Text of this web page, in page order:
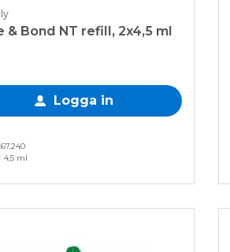
& Bond NT refill, 2x4,5 ml
Logga in
4,5 ml